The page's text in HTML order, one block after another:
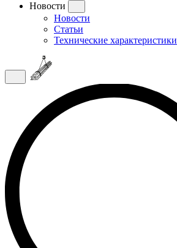
Новости
Новости
Статьи
Технические характеристики